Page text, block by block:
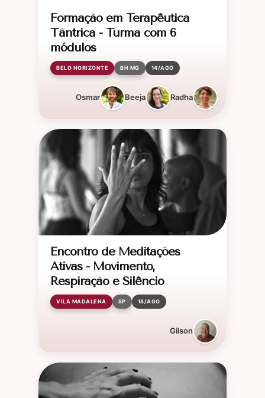
Formação em Terapêutica
Tântrica - Turma com 6
módulos
BELO HORIZONTE BH MG 14/AGO
Osmar Beeja Radha
Encontro de Meditações
Ativas - Movimento,
Respiração e Silêncio
VILA MADALENA SP 18/AGO
Gilson